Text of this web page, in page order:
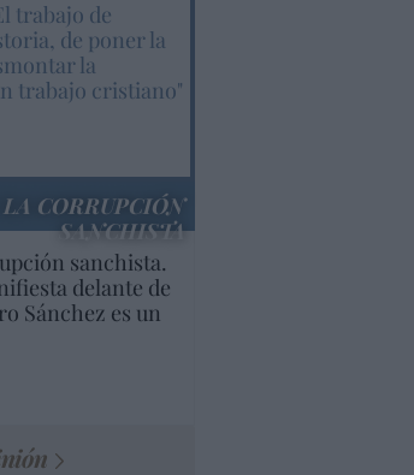
trabajo de
de poner la
la
trabajo cristiano"
CORRUPCIÓN
SANCHISTA
sanchista.
delante de
Sánchez es un